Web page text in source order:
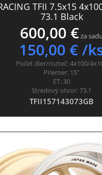
TFII 7.5x15
73.1 Black
600,00 €za sadu
150,00 € /
Počet dier/rozteč:4x100/
Priemer: 15"
ET: 30
Stredový otvor:73.1
TFII157143073GB